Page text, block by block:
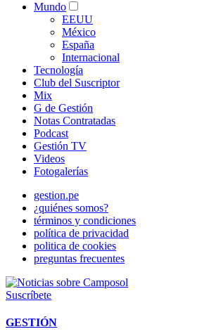
Mundo
EEUU
México
España
Internacional
Tecnología
Club del Suscriptor
Mix
G de Gestión
Notas Contratadas
Podcast
Gestión TV
Videos
Fotogalerías
gestion.pe
¿quiénes somos?
términos y condiciones
política de privacidad
politica de cookies
preguntas frecuentes
Suscríbete
GESTIÓN